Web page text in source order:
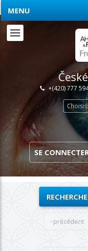
+(420) 777
SE
précédent